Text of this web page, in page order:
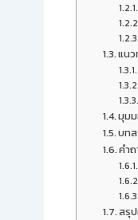
แน
มุม
บท
คำ
สรุ